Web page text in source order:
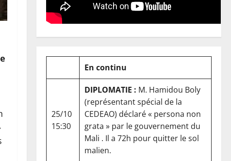
En continu
25/10
15:30
DIPLOMATIE : M. Hamidou Boly
(représentant spécial de la
CEDEAO) déclaré « persona non
grata » par le gouvernement du
Mali . Il a 72h pour quitter le sol
malien.